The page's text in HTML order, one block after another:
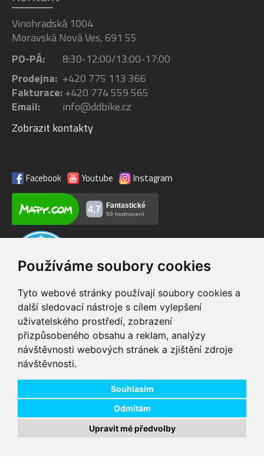
Používáme soubory cookies
Tyto webové stránky používají soubory cookies a
další sledovací nástroje s cílem vylepšení
uživatelského prostředí, zobrazení
přizpůsobeného obsahu a reklam, analýzy
návštěvnosti webových stránek a zjištění zdroje
návštěvnosti.
Souhlasím
Odmítám
Upravit mé předvolby
Vinohradská 1004
Moravská Nová Ves, 691 55
PO-PÁ:
8:30-12:00/13:00-17:00
Prodejna: +420 775 113 366
Fakturace:+420 774 559 565
Email:
info@ddbike.cz
Zobrazit kontakty
Facebook Youtube Instagram
VIP servis
na zakoupená
elektrokola
Testovací trať
možnost vyzkoušet si
elektrokola
Doprava ZDARMA
pro objednávky nad 1600 zboží skladem při
Copyright © 2026 DD PNEU s.r.o. Všechna práva vyhrazena. bb9